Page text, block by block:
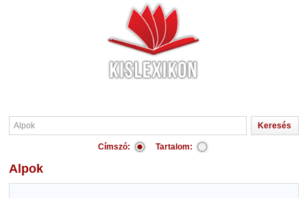
Címszó: Tartalom:
Alpok